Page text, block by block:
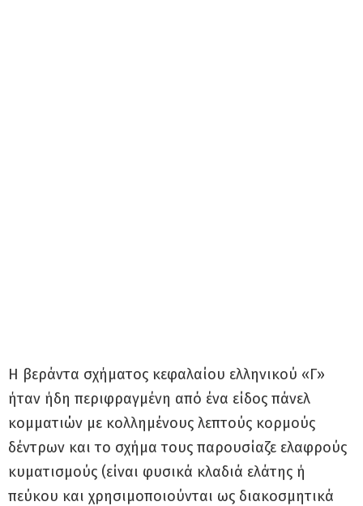
Η βεράντα σχήματος κεφαλαίου ελληνικού «Γ»
ήταν ήδη περιφραγμένη από ένα είδος πάνελ
κομματιών με κολλημένους λεπτούς κορμούς
δέντρων και το σχήμα τους παρουσίαζε ελαφρούς
κυματισμούς (είναι φυσικά κλαδιά ελάτης ή
πεύκου και χρησιμοποιούνται ως διακοσμητικά